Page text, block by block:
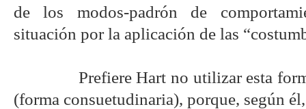
de los modos-padrón de
situación por la aplicación de las
Prefiere Hart no utilizar esta
(forma consuetudinaria), porque, según